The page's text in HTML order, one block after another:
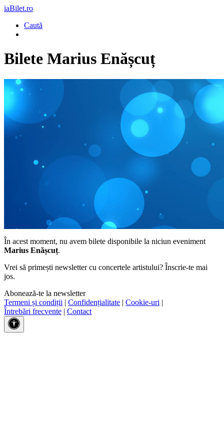
iaBilet.ro
Caută
Bilete Marius Enășcuț
În acest moment, nu avem bilete disponibile la niciun eveniment
Marius Enășcuț.
Vrei să primești newsletter cu concertele artistului? Înscrie-te mai
jos.
Abonează-te la newsletter
Termeni și condiții | Confidențialitate | Cookie-uri |
Întrebări frecvente | Contact